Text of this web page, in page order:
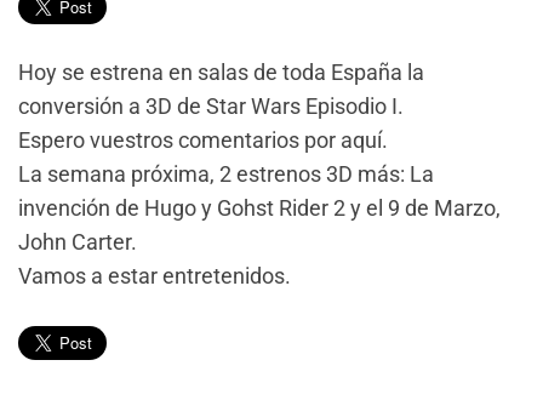
Hoy se estrena en salas de toda España la
conversión a 3D de Star Wars Episodio I.
Espero vuestros comentarios por aquí.
La semana próxima, 2 estrenos 3D más: La
invención de Hugo y Gohst Rider 2 y el 9 de Marzo,
John Carter.
Vamos a estar entretenidos.